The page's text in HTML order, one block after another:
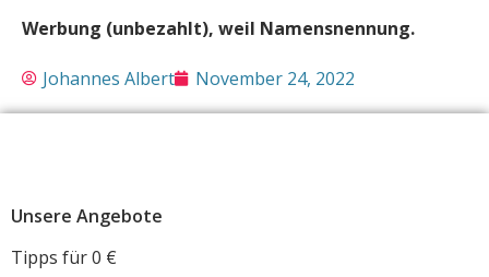
Werbung (unbezahlt), weil Namensnennung.
Johannes Albert November 24, 2022
Unsere Angebote
Tipps für 0 €